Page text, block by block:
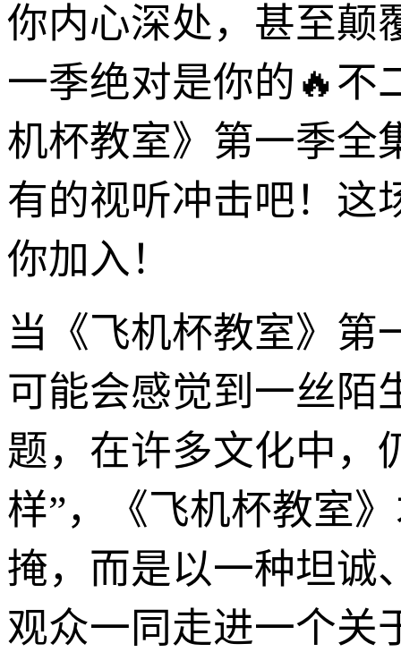
你内心深处，甚至颠
一季绝对是你的🔥不
机杯教室》第一季全
有的视听冲击吧！这
你加入！
当《飞机杯教室》第
可能会感觉到一丝陌
题，在许多文化中，
样”，《飞机杯教室
掩，而是以一种坦诚
观众一同走进一个关